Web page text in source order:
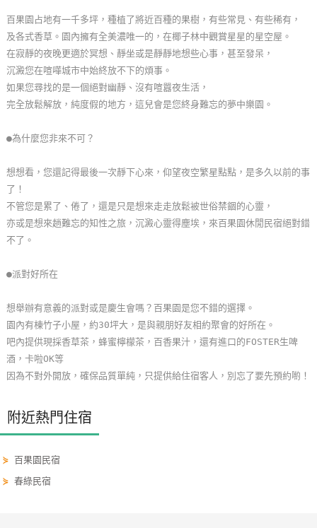
服
務
顧
客
意
訂
單
管
會
員
帳
戶
客
服
絡
單
百果園占地有一千多坪，種植了將近百種的果樹，有些常見、有些稀有，
及各式香草。園內擁有全美濃唯一的，在椰子林中觀賞星星的星空屋。
在寂靜的夜晚更適於冥想、靜坐或是靜靜地想些心事，甚至發呆，
沉澱您在喧嘩城市中始終放不下的煩事。
如果您尋找的是一個絕對幽靜、沒有喧囂夜生活，
完全放鬆解放，純度假的地方，這兒會是您終身難忘的夢中樂園。
●為什麼您非來不可？
想想看，您還記得最後一次靜下心來，仰望夜空繁星點點，是多久以前的事
了！
不管您是累了、倦了，還是只是想來走走放鬆被世俗禁錮的心靈，
亦或是想來趟難忘的知性之旅，沉澱心靈得塵埃，來百果園休閒民宿絕對錯
不了。
●派對好所在
想舉辦有意義的派對或是慶生會嗎？百果園是您不錯的選擇。
園內有棟竹子小屋，約30坪大，是與親朋好友相約聚會的好所在。
吧內提供現採香草茶，蜂蜜檸檬茶，百香果汁，還有進口的FOSTER生啤
酒，卡啦OK等
因為不對外開放，確保品質單純，只提供給住宿客人，別忘了要先預約喲！
附近熱門住宿
⋟百果園民宿
⋟春綠民宿